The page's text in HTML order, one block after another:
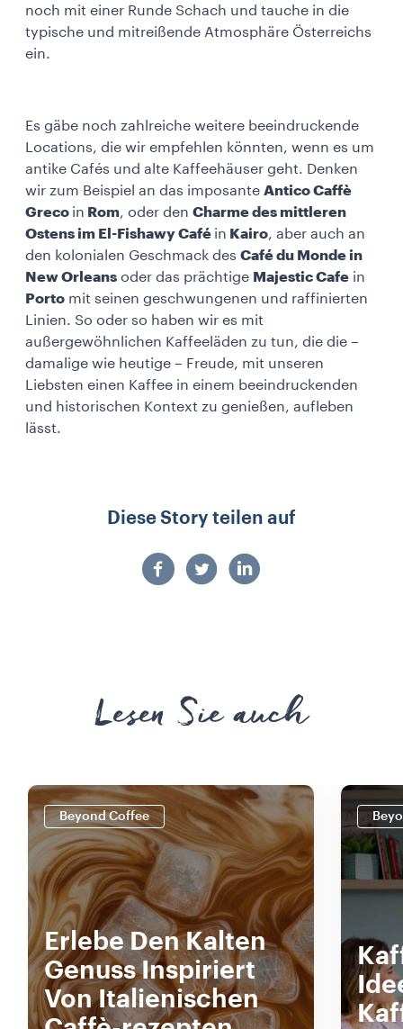
noch mit einer Runde Schach und tauche in die
typische und mitreißende Atmosphäre Österreichs
ein.
Es gäbe noch zahlreiche weitere beeindruckende
Locations, die wir empfehlen könnten, wenn es um
antike Cafés und alte Kaffeehäuser geht. Denken
wir zum Beispiel an das imposante Antico Caffè
Greco in Rom, oder den Charme des mittleren
Ostens im El-Fishawy Café in Kairo, aber auch an
den kolonialen Geschmack des Café du Monde in
New Orleans oder das prächtige Majestic Cafe in
Porto mit seinen geschwungenen und raffinierten
Linien. So oder so haben wir es mit
außergewöhnlichen Kaffeeläden zu tun, die die –
damalige wie heutige – Freude, mit unseren
Liebsten einen Kaffee in einem beeindruckenden
und historischen Kontext zu genießen, aufleben
lässt.
Diese Story teilen auf
Lesen Sie auch
Beyond Coffee
Erlebe Den Kalten
Genuss Inspiriert
Von Italienischen